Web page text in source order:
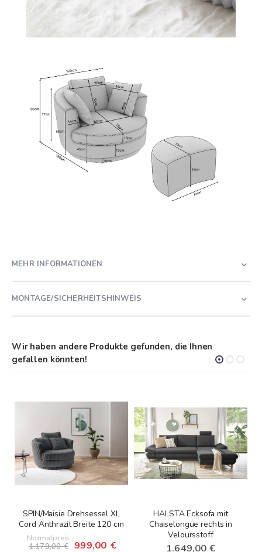
MEHR INFORMATIONEN
MONTAGE/SICHERHEITSHINWEIS
Wir haben andere Produkte gefunden, die Ihnen
gefallen könnten!
SPIN/Maisie Drehsessel XL
Cord Anthrazit Breite 120 cm
Normalpreis
1.179,00 € Sonderangebot
999,00 €
HALSTA Ecksofa mit
Chaiselongue rechts in
Veloursstoff
1.649,00 €